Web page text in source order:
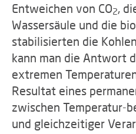
Entweichen von CO2,
Wassersäule und die
stabilisierten die
kann man die Antwort
extremen
Resultat eines
zwischen Temperatur-
und gleichzeitiger